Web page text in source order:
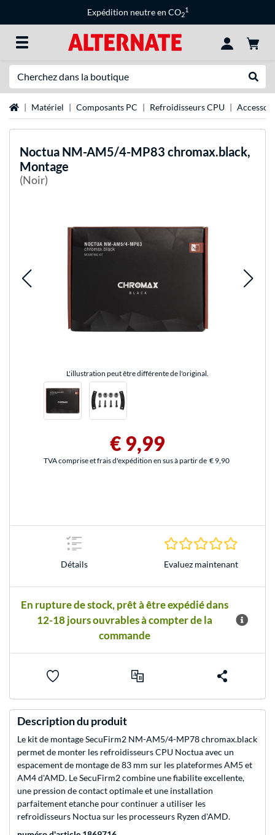
Expédition neutre en CO2
1
Page d'accueil
Matériel Composants PC Refroidisseurs CPU
Noctua NM-AM5/4-MP83 chromax.black,
Montage
(Noir)
L'illustration peut être différente de l'original.
€ 9,99
TVA comprise et frais d'expédition en sus à partir de € 9,90
Détails Evaluez maintenant
En rupture de stock, prêt à être expédié dans
12-18 jours ouvrables à compter de la
commande
Description du produit
Le kit de montage SecuFirm2 NM-AM5/4-MP78 chromax.black
permet de monter les refroidisseurs CPU Noctua avec un
espacement de montage de 83 mm sur les plateformes AM5 et
AM4 d'AMD. Le SecuFirm2 combine une fiabilite excellente,
une pression de contact optimale et une installation
parfaitement etanche pour continuer a utiliser les
refroidisseurs Noctua sur les processeurs Ryzen d'AMD.